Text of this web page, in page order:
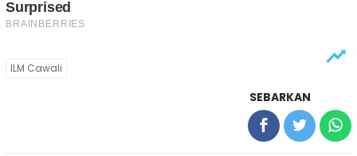
ILM Cawali
SEBARKAN